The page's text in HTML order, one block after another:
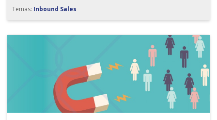
Temas: Inbound Sales